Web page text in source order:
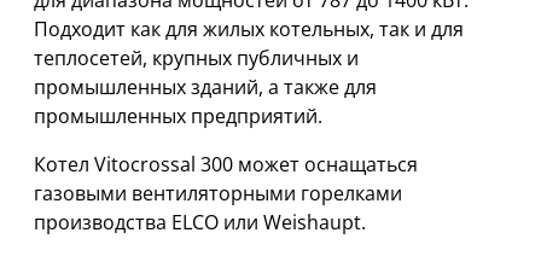
Подходит как для жилых котельных, так и для
теплосетей, крупных публичных и
промышленных зданий, а также для
промышленных предприятий.
Котел Vitocrossal 300 может оснащаться
газовыми вентиляторными горелками
производства ELCO или Weishaupt.